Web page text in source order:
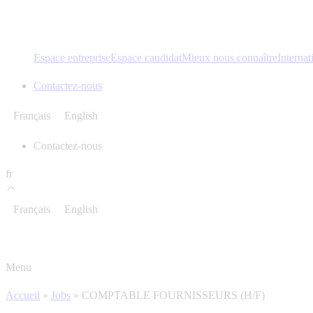
Espace entrepriseEspace candidatMieux nous connaître
Contactez-nous
Français English
Contactez-nous
fr
Français English
Menu
Accueil » Jobs » COMPTABLE FOURNISSEURS (H/F)